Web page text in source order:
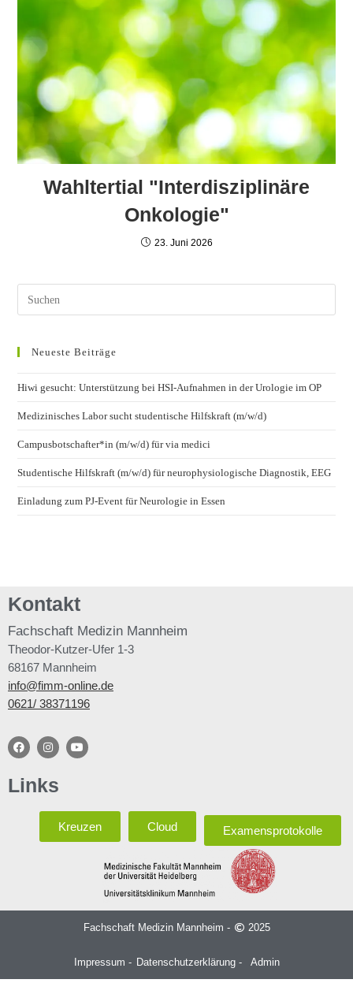
Wahltertial "Interdisziplinäre
Onkologie"
23. Juni 2026
Neueste Beiträge
Hiwi gesucht: Unterstützung bei HSI-Aufnahmen in der Urologie im OP
Medizinisches Labor sucht studentische Hilfskraft (m/w/d)
Campusbotschafter*in (m/w/d) für via medici
Studentische Hilfskraft (m/w/d) für neurophysiologische Diagnostik, EEG
Einladung zum PJ-Event für Neurologie in Essen
Kontakt
Fachschaft Medizin Mannheim
Theodor-Kutzer-Ufer 1-3
68167 Mannheim
info@fimm-online.de
0621/ 38371196
Links
Kreuzen Cloud Examensprotokolle
Fachschaft Medizin Mannheim - 2025
Impressum - Datenschutzerklärung - Admin